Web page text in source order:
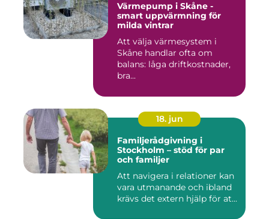
Värmepump i Skåne -
smart uppvärmning för
milda vintrar
Att välja värmesystem i
Skåne handlar ofta om
balans: låga driftkostnader,
bra...
18. jun
Familjerådgivning i
Stockholm – stöd för par
och familjer
Att navigera i relationer kan
vara utmanande och ibland
krävs det extern hjälp för at...